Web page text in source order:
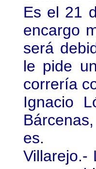
Es el 21
encargo
será
le pide
correría
Ignacio
es.
Villarejo.-